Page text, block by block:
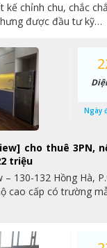
kế chỉnh chu, chắc
được đầu tư kỹ…
cho thuê 3PN,
triệu
– 130-132 Hồng Hà,
cao cấp có trường
Ngày